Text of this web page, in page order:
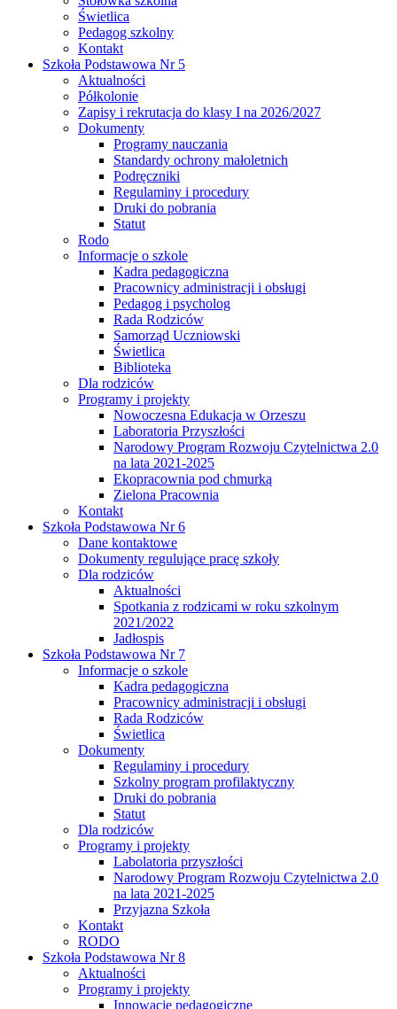
Świetlica
Pedagog szkolny
Kontakt
Szkoła Podstawowa Nr 5
Aktualności
Półkolonie
Zapisy i rekrutacja do klasy I na 2026/2027
Dokumenty
Programy nauczania
Standardy ochrony małoletnich
Podręczniki
Regulaminy i procedury
Druki do pobrania
Statut
Rodo
Informacje o szkole
Kadra pedagogiczna
Pracownicy administracji i obsługi
Pedagog i psycholog
Rada Rodziców
Samorząd Uczniowski
Świetlica
Biblioteka
Dla rodziców
Programy i projekty
Nowoczesna Edukacja w Orzeszu
Laboratoria Przyszłości
Narodowy Program Rozwoju Czytelnictwa 2.0
na lata 2021-2025
Ekopracownia pod chmurką
Zielona Pracownia
Kontakt
Szkoła Podstawowa Nr 6
Dane kontaktowe
Dokumenty regulujące pracę szkoły
Dla rodziców
Aktualności
Spotkania z rodzicami w roku szkolnym
2021/2022
Jadłospis
Szkoła Podstawowa Nr 7
Informacje o szkole
Kadra pedagogiczna
Pracownicy administracji i obsługi
Rada Rodziców
Świetlica
Dokumenty
Regulaminy i procedury
Szkolny program profilaktyczny
Druki do pobrania
Statut
Dla rodziców
Programy i projekty
Labolatoria przyszłości
Narodowy Program Rozwoju Czytelnictwa 2.0
na lata 2021-2025
Przyjazna Szkoła
Kontakt
RODO
Szkoła Podstawowa Nr 8
Aktualności
Programy i projekty
Innowacje pedagogiczne